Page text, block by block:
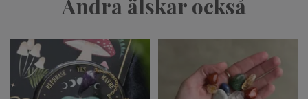
Andra älskar också